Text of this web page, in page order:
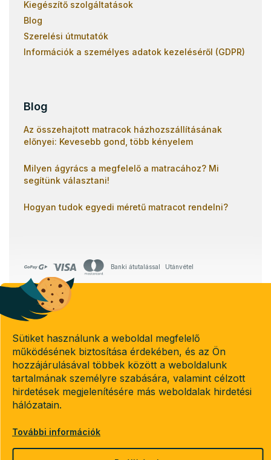
Sütiket használunk a weboldal megfelelő
működésének biztosítása érdekében, és az Ön
hozzájárulásával többek között a weboldalunk
tartalmának személyre szabására, valamint célzott
hirdetések megjelenítésére más weboldalak hirdetési
hálózatain.
További információk
Kiegészítő szolgáltatások
Blog
Szerelési útmutatók
Információk a személyes adatok kezeléséről (GDPR)
Blog
Az összehajtott matracok házhozszállításának
előnyei: Kevesebb gond, több kényelem
Milyen ágyrács a megfelelő a matracához? Mi
segítünk választani!
Hogyan tudok egyedi méretű matracot rendelni?
Banki átutalással Utánvétel
Copyright 2026
. Minden jog fenntartva.
Süti beállítások szerkesztése